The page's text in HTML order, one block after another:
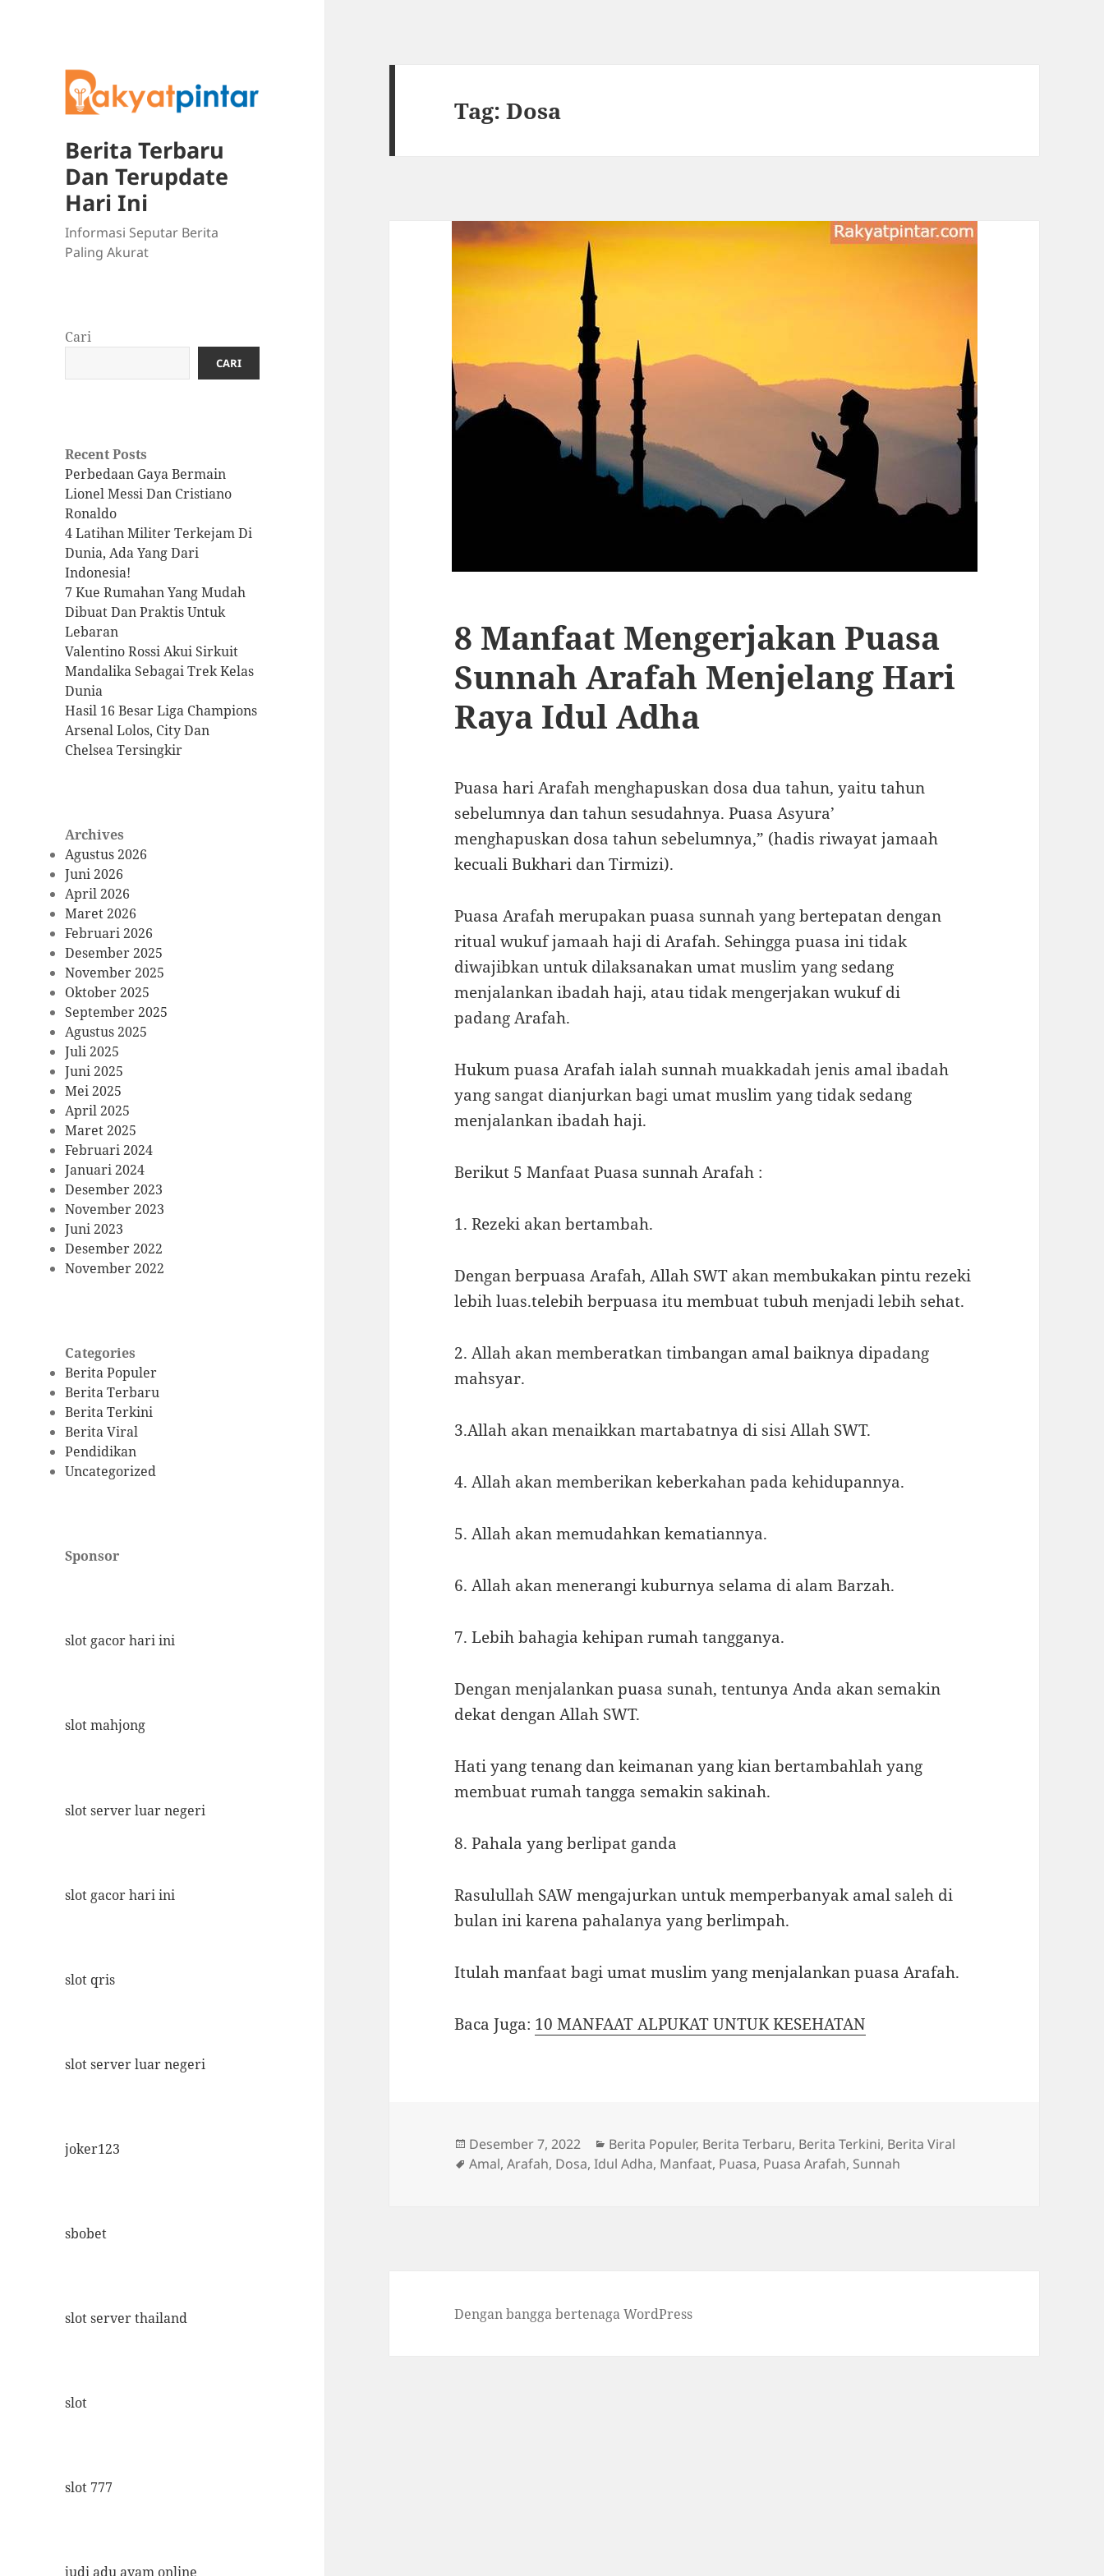
Berita Terbaru
Dan Terupdate
Hari Ini
Informasi Seputar Berita
Paling Akurat
Cari
CARI
Recent Posts
Perbedaan Gaya Bermain
Lionel Messi Dan Cristiano
Ronaldo
4 Latihan Militer Terkejam Di
Dunia, Ada Yang Dari
Indonesia!
7 Kue Rumahan Yang Mudah
Dibuat Dan Praktis Untuk
Lebaran
Valentino Rossi Akui Sirkuit
Mandalika Sebagai Trek Kelas
Dunia
Hasil 16 Besar Liga Champions
Arsenal Lolos, City Dan
Chelsea Tersingkir
Archives
Agustus 2026
Juni 2026
April 2026
Maret 2026
Februari 2026
Desember 2025
November 2025
Oktober 2025
September 2025
Agustus 2025
Juli 2025
Juni 2025
Mei 2025
April 2025
Maret 2025
Februari 2024
Januari 2024
Desember 2023
November 2023
Juni 2023
Desember 2022
November 2022
Categories
Berita Populer
Berita Terbaru
Berita Terkini
Berita Viral
Pendidikan
Uncategorized
Sponsor
slot gacor hari ini
slot mahjong
slot server luar negeri
slot gacor hari ini
slot qris
slot server luar negeri
joker123
sbobet
slot server thailand
slot
slot 777
judi adu ayam online
Tag:Dosa
8 Manfaat Mengerjakan Puasa
Sunnah Arafah Menjelang Hari
Raya Idul Adha
Puasa hari Arafah menghapuskan dosa dua tahun, yaitu tahun
sebelumnya dan tahun sesudahnya. Puasa Asyura’
menghapuskan dosa tahun sebelumnya,” (hadis riwayat jamaah
kecuali Bukhari dan Tirmizi).
Puasa Arafah merupakan puasa sunnah yang bertepatan dengan
ritual wukuf jamaah haji di Arafah. Sehingga puasa ini tidak
diwajibkan untuk dilaksanakan umat muslim yang sedang
menjalankan ibadah haji, atau tidak mengerjakan wukuf di
padang Arafah.
Hukum puasa Arafah ialah sunnah muakkadah jenis amal ibadah
yang sangat dianjurkan bagi umat muslim yang tidak sedang
menjalankan ibadah haji.
Berikut 5 Manfaat Puasa sunnah Arafah :
1. Rezeki akan bertambah.
Dengan berpuasa Arafah, Allah SWT akan membukakan pintu rezeki
lebih luas.telebih berpuasa itu membuat tubuh menjadi lebih sehat.
2. Allah akan memberatkan timbangan amal baiknya dipadang
mahsyar.
3.Allah akan menaikkan martabatnya di sisi Allah SWT.
4. Allah akan memberikan keberkahan pada kehidupannya.
5. Allah akan memudahkan kematiannya.
6. Allah akan menerangi kuburnya selama di alam Barzah.
7. Lebih bahagia kehipan rumah tangganya.
Dengan menjalankan puasa sunah, tentunya Anda akan semakin
dekat dengan Allah SWT.
Hati yang tenang dan keimanan yang kian bertambahlah yang
membuat rumah tangga semakin sakinah.
8. Pahala yang berlipat ganda
Rasulullah SAW mengajurkan untuk memperbanyak amal saleh di
bulan ini karena pahalanya yang berlimpah.
Itulah manfaat bagi umat muslim yang menjalankan puasa Arafah.
Baca Juga: 10 MANFAAT ALPUKAT UNTUK KESEHATAN
Diposkan
pada
Desember 7, 2022 Kategori
Berita Populer, Berita Terbaru, Berita Terkini, Berita Viral
Tag
Amal,Arafah, Dosa,Idul Adha, Manfaat, Puasa, Puasa Arafah, Sunnah
Dengan bangga bertenaga WordPress